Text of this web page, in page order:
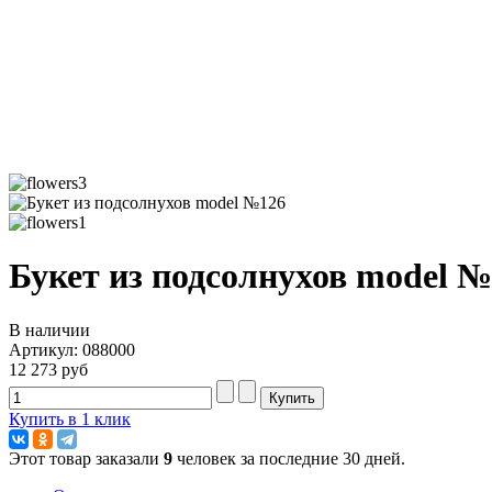
Букет из подсолнухов model
В наличии
Артикул: 088000
12 273 руб
Купить в 1 клик
Этот товар заказали 9 человек за последние 30 дней.